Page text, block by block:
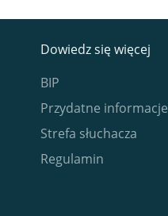
Dowiedz się więcej
BIP
Przydatne informacje
Strefa słuchacza
Regulamin